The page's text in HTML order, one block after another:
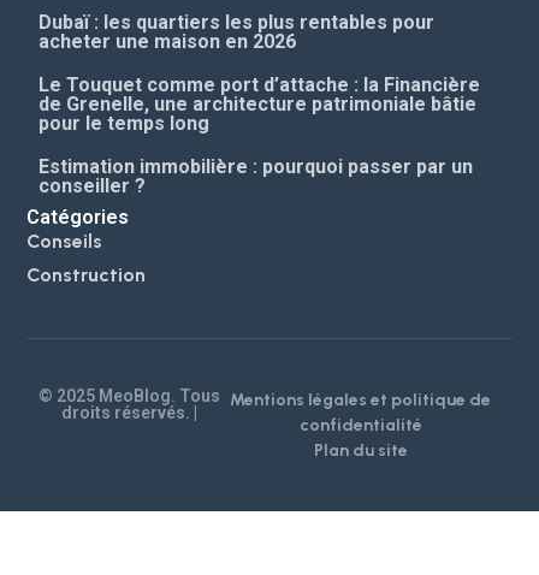
Dubaï : les quartiers les plus rentables pour
acheter une maison en 2026
Le Touquet comme port d’attache : la Financière
de Grenelle, une architecture patrimoniale bâtie
pour le temps long
Estimation immobilière : pourquoi passer par un
conseiller ?
Catégories
Conseils
Construction
© 2025 MeoBlog. Tous
droits réservés. |
Mentions légales et politique de
confidentialité
Plan du site